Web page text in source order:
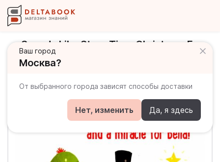
Ваш город
Москва?
От выбранного города зависят способы доставки
Нет, изменить Да, я здесь
Sounds Like Story Time Christmas Eve
and a miracle for Bella!